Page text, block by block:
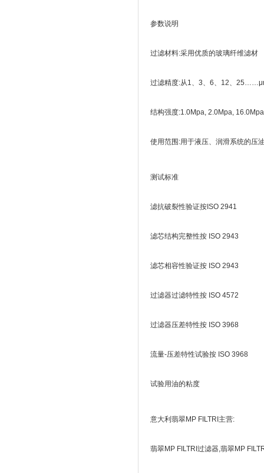
参数说明
过滤材料:采用优质的玻璃纤维滤材
过滤精度:从1、3、6、12、
结构强度:1.0Mpa, 2.0Mpa,
使用范围:用于液压、润滑系统的压
测试标准
滤抗破裂性验证按ISO 2941
滤芯结构完整性按 ISO 2943
滤芯相容性验证按 ISO 2943
过滤器过滤特性按 ISO 4572
过滤器压差特性按 ISO 3968
流量-压差特性试验按 ISO 3968
试验用油的粘度
意大利翡翠MP FILTRI主营:
翡翠MP FILTRI过滤器,翡翠MP